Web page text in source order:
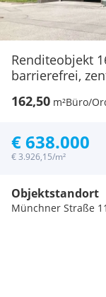
Renditeobjekt
barrierefrei,
162,50 m²Büro/
€ 638.000
€ 3.926,15/m²
Objektstandort
Münchner Straße